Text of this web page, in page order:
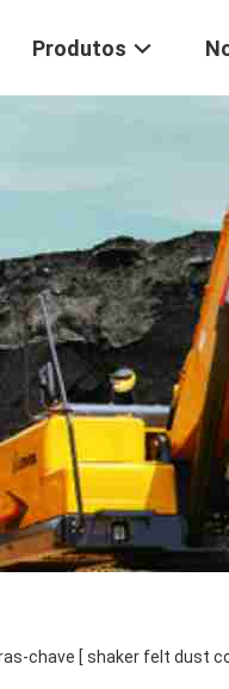
Produtos
chave [ shaker felt dust